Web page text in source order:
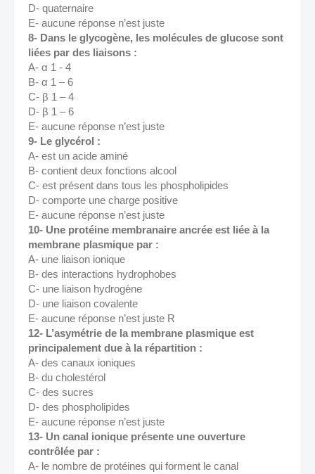
D- quaternaire
E- aucune réponse n’est juste
8- Dans le glycogène, les molécules de glucose sont
liées par des liaisons :
A- α 1 - 4
B- α 1 – 6
C- β 1 – 4
D- β 1 – 6
E- aucune réponse n’est juste
9- Le glycérol :
A- est un acide aminé
B- contient deux fonctions alcool
C- est présent dans tous les phospholipides
D- comporte une charge positive
E- aucune réponse n’est juste
10- Une protéine membranaire ancrée est liée à la
membrane plasmique par :
A- une liaison ionique
B- des interactions hydrophobes
C- une liaison hydrogène
D- une liaison covalente
E- aucune réponse n’est juste R
12- L’asymétrie de la membrane plasmique est
principalement due à la répartition :
A- des canaux ioniques
B- du cholestérol
C- des sucres
D- des phospholipides
E- aucune réponse n’est juste
13- Un canal ionique présente une ouverture
contrôlée par :
A- le nombre de protéines qui forment le canal